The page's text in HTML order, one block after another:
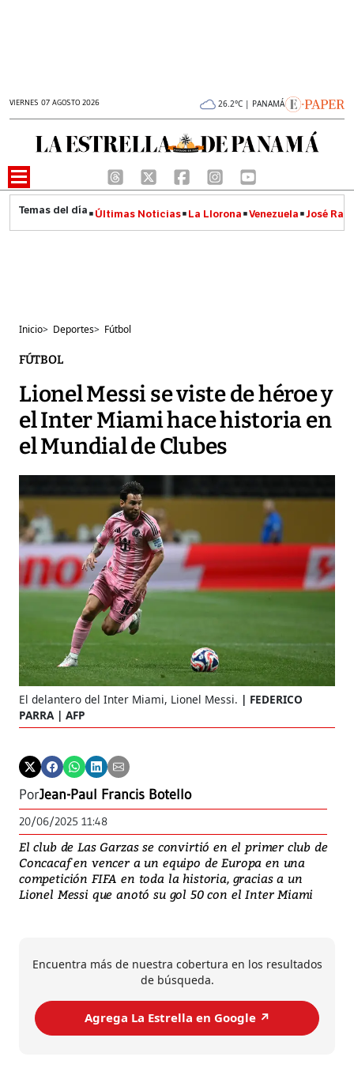
VIERNES 07 AGOSTO 2026 26.2°C | PANAMÁ
Últimas Noticias La Llorona Venezuela José
Inicio> Deportes> Fútbol
FÚTBOL
Lionel Messi se viste de héroe y
el Inter Miami hace historia en
el Mundial de Clubes
El delantero del Inter Miami, Lionel Messi.
FEDERICO
PARRA | AFP
PorJean-Paul Francis Botello
20/06/2025 11:48
El club de Las Garzas se convirtió en el primer club de
Concacaf en vencer a un equipo de Europa en una
competición FIFA en toda la historia, gracias a un
Lionel Messi que anotó su gol 50 con el Inter Miami
Encuentra más de nuestra cobertura en los resultados
de búsqueda.
Agrega La Estrella en Google ↗️